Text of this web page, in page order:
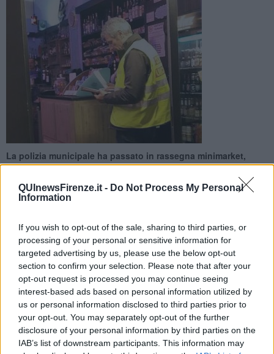
QUInewsFirenze.it - Do Not Process My Personal
Information
If you wish to opt-out of the sale, sharing to third parties, or
processing of your personal or sensitive information for
targeted advertising by us, please use the below opt-out
section to confirm your selection. Please note that after your
opt-out request is processed you may continue seeing
interest-based ads based on personal information utilized by
us or personal information disclosed to third parties prior to
your opt-out. You may separately opt-out of the further
disclosure of your personal information by third parties on the
IAB’s list of downstream participants. This information may
La polizia municipale ha passato in rassegna minimarket,
kebab, pizzerie, bar e ristoranti. Venti multe, un negozio
FIRENZE —Gli agenti della polizia municipale sono entrati in
azione insieme agli uomini dell'Ispettorato del Lavoro. La strada
rientra tra le zone sensibili della città sul fronte del rispetto delle
regole, in particolare quelle sul lavoro. Per questo i 25 vigili e i 18
operatori dell'Ispettorato del lavoro coinvolti hanno chiesto ai locali
che hanno ispezionato di mostrare la loro documentazione.
E le irregolarità non hanno tardato a venire a galla tanto che le
multe elevate sono già venti e un negozio è stato costretto,